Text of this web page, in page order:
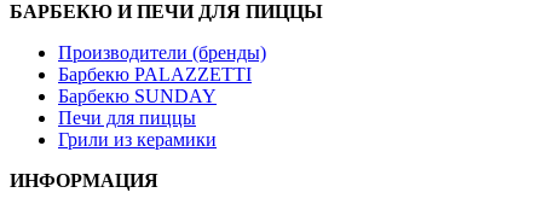
БАРБЕКЮ И ПЕЧИ ДЛЯ ПИЦЦЫ
Производители (бренды)
Барбекю PALAZZETTI
Барбекю SUNDAY
Печи для пиццы
Грили из керамики
ИНФОРМАЦИЯ